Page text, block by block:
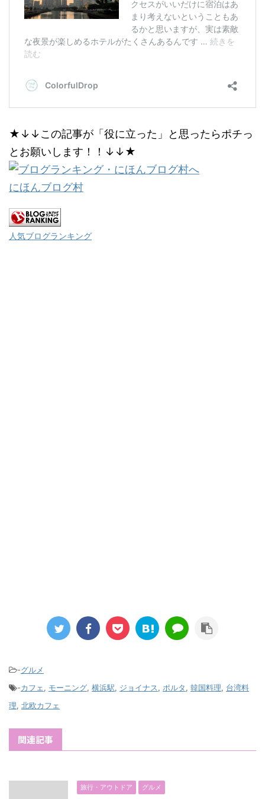
★↓↓この記事が「役に立った」と思ったらポチっ
とお願いします！！↓↓★
にほんブログ村
人気ブログランキング
-グルメ
-カフェ, モーニング, 横浜駅, ジョイナス, ポルタ, 韓国料理, 台湾料
理, 北欧カフェ
関連記事
旅行・アウトドア グルメ